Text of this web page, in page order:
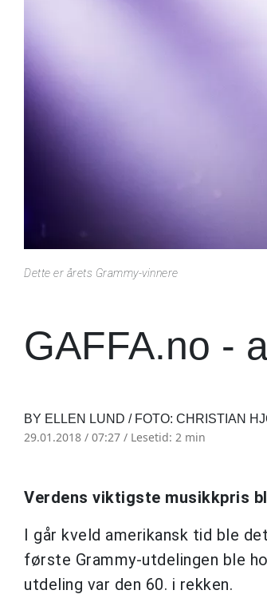
Dette er årets Grammy-vinnere
GAFFA.no -
BY ELLEN LUND / FOTO: CHRISTIAN
29.01.2018 / 07:27 / Lesetid: 2 min
Verdens viktigste musikkpris
I går kveld amerikansk tid ble
første Grammy-utdelingen ble
utdeling var den 60. i rekken.